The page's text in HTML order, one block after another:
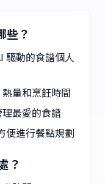
些？
驅動的食譜個人
量和烹飪時間
最愛的食譜
便進行餐點規劃
？